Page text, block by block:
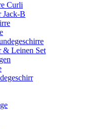
Curli
Jack-B
& Leinen Set